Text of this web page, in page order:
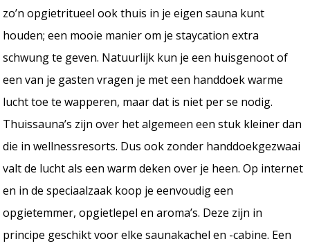
zo’n opgietritueel ook thuis in je eigen sauna kunt
houden; een mooie manier om je staycation extra
schwung te geven. Natuurlijk kun je een huisgenoot of
een van je gasten vragen je met een handdoek warme
lucht toe te wapperen, maar dat is niet per se nodig.
Thuissauna’s zijn over het algemeen een stuk kleiner dan
die in wellnessresorts. Dus ook zonder handdoekgezwaai
valt de lucht als een warm deken over je heen. Op internet
en in de speciaalzaak koop je eenvoudig een
opgietemmer, opgietlepel en aroma’s. Deze zijn in
principe geschikt voor elke saunakachel en -cabine. Een